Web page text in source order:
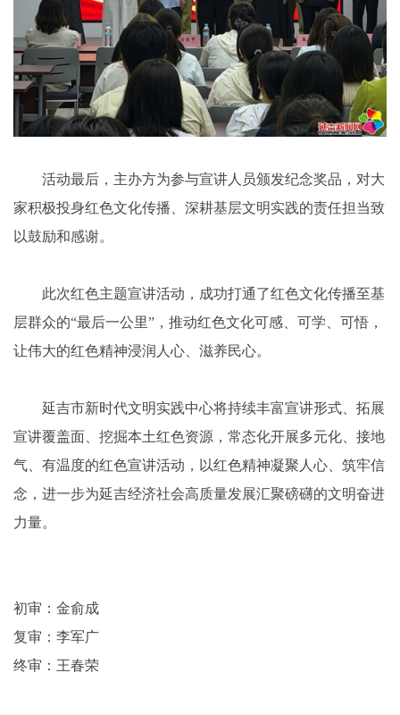
活动最后，主办方为参与宣讲人员颁发纪念奖品，对大
家积极投身红色文化传播、深耕基层文明实践的责任担当致
以鼓励和感谢。
此次红色主题宣讲活动，成功打通了红色文化传播至基
层群众的“最后一公里”，推动红色文化可感、可学、可悟，
让伟大的红色精神浸润人心、滋养民心。
延吉市新时代文明实践中心将持续丰富宣讲形式、拓展
宣讲覆盖面、挖掘本土红色资源，常态化开展多元化、接地
气、有温度的红色宣讲活动，以红色精神凝聚人心、筑牢信
念，进一步为延吉经济社会高质量发展汇聚磅礴的文明奋进
力量。
初审：金俞成
复审：李军广
终审：王春荣